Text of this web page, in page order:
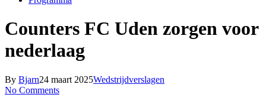
Counters FC Uden zorgen voor
nederlaag
By Bjarn24 maart 2025Wedstrijdverslagen
No Comments